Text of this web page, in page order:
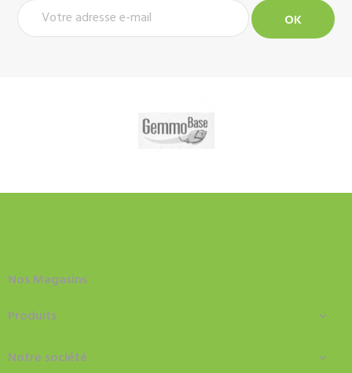
Nos Magasins
Produits

Notre société 